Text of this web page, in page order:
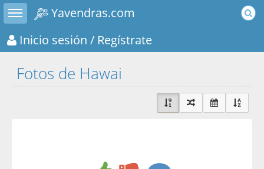
Toggle sidebar
Yavendras.com
Inicio sesión / Regístrate
Fotos de Hawai